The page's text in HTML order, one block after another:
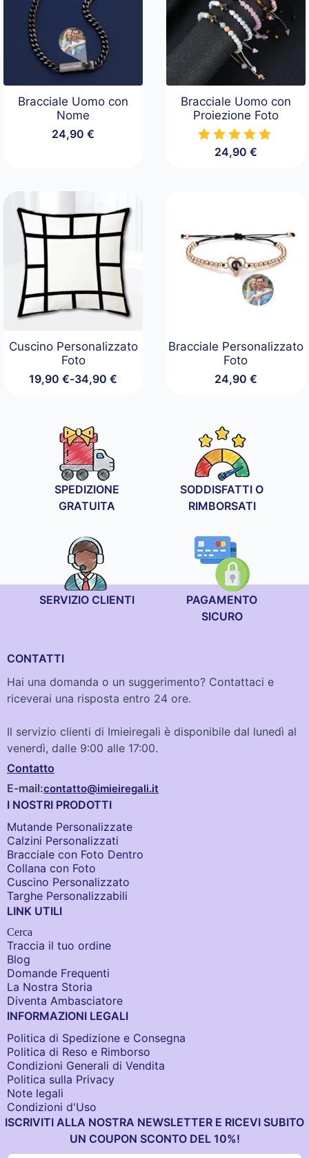
Bracciale Uomo con
Nome
24,90€
Bracciale Uomo con
Proiezione Foto
24,90 €
Cuscino Personalizzato
Foto
19,90€-34,90€
Fascia
19,90 €
a
34,90 €
Bracciale Personalizzato
Foto
24,90 €
SPEDIZIONE
GRATUITA
SODDISFATTI O
RIMBORSATI
SERVIZIO CLIENTI
PAGAMENTO
SICURO
CONTATTI
Hai una domanda o un suggerimento? Contattaci e
riceverai una risposta entro 24 ore.
Il servizio clienti di Imieiregali è disponibile dal lunedì al
venerdì, dalle 9:00 alle 17:00.
Contatto
E-mail:contatto@imieiregali.it
I NOSTRI PRODOTTI
Mutande Personalizzate
Calzini Personalizzati
Bracciale con Foto Dentro​
Collana con Foto
Cuscino Personalizzato
Targhe Personalizzabili
LINK UTILI
Cerca
Traccia il tuo ordine
Blog
Domande Frequenti
La Nostra Storia
Diventa Ambasciatore
INFORMAZIONI LEGALI
Politica di Spedizione e Consegna
Politica di Reso e Rimborso
Condizioni Generali di Vendita
Politica sulla Privacy
Note legali
Condizioni d'Uso
ISCRIVITI ALLA NOSTRA NEWSLETTER E RICEVI SUBITO
UN COUPON SCONTO DEL 10%!